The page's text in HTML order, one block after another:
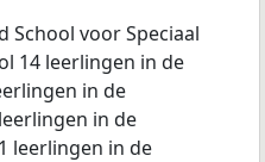
School voor Speciaal
14 leerlingen in de
in de
in de
leerlingen in de